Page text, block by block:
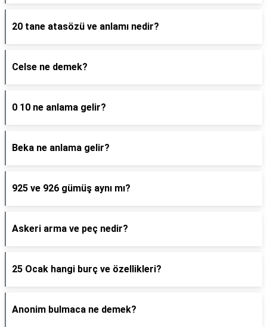
20 tane atasözü ve anlamı nedir?
Celse ne demek?
0 10 ne anlama gelir?
Beka ne anlama gelir?
925 ve 926 gümüş aynı mı?
Askeri arma ve peç nedir?
25 Ocak hangi burç ve özellikleri?
Anonim bulmaca ne demek?